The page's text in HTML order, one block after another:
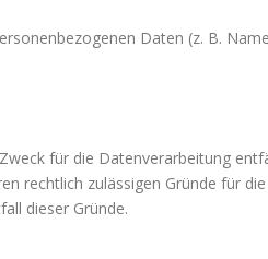
Daten (z. B.
für die Datenverarbeitung
rechtlich zulässigen Gründe für
dieser Gründe.